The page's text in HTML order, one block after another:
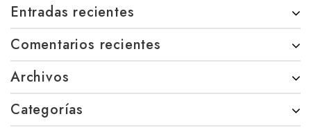
Entradas recientes
Comentarios recientes
Archivos
Categorías